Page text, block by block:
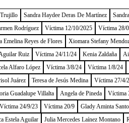
Trujillo Sandra Haydee Deras De Martínez Sandra
Rodríguez Víctima 12/10/2025 Víctima 28/
Emelina Reyes de Flores Xiomara Stefany
Ruiz Víctima 24/11/24 Kenia Zaldaña
Alfaro López Víctima 3/8/24 Víctima 1/8/24
Juárez Teresa de Jesús Medina Víctima 27/4/
Guadalupe Villalta Angela de Pineda Víctima
Víctima 24/9/23 Víctima 20/9 Glady Aminta
Estela Aguilar Julia Mercedes Laínez Montano